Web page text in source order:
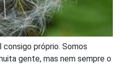
próprio. Somos
gente, mas nem sempre o